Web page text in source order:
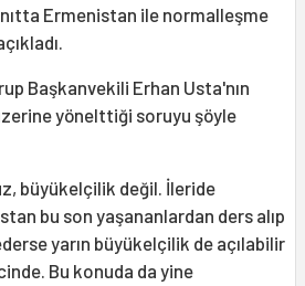
Ermenistan ile normalleşme
Başkanvekili Erhan Usta'nın
yönelttiği soruyu şöyle
büyükelçilik değil. İleride
bu son yaşananlardan ders alıp
yarın büyükelçilik de açılabilir
Bu konuda da yine